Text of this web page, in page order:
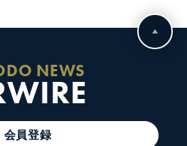
NEWS
会員登録